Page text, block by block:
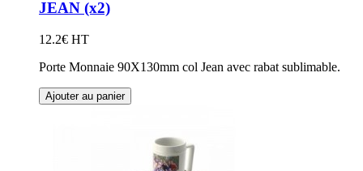
JEAN (x2)
12.2€ HT
Porte Monnaie 90X130mm col Jean avec rabat sublimable.
Ajouter au panier